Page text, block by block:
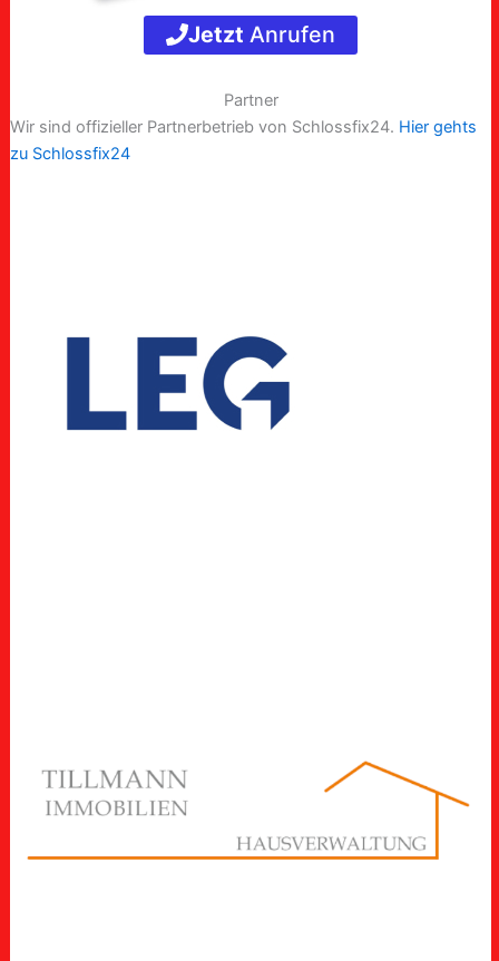
Jetzt Anrufen
Partner
Wir sind offizieller Partnerbetrieb von Schlossfix24. Hier gehts
zu Schlossfix24